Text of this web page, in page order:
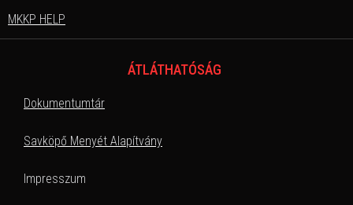
MKKP HELP
ÁTLÁTHATÓSÁG
Dokumentumtár
Savköpő Menyét Alapítvány
Impresszum